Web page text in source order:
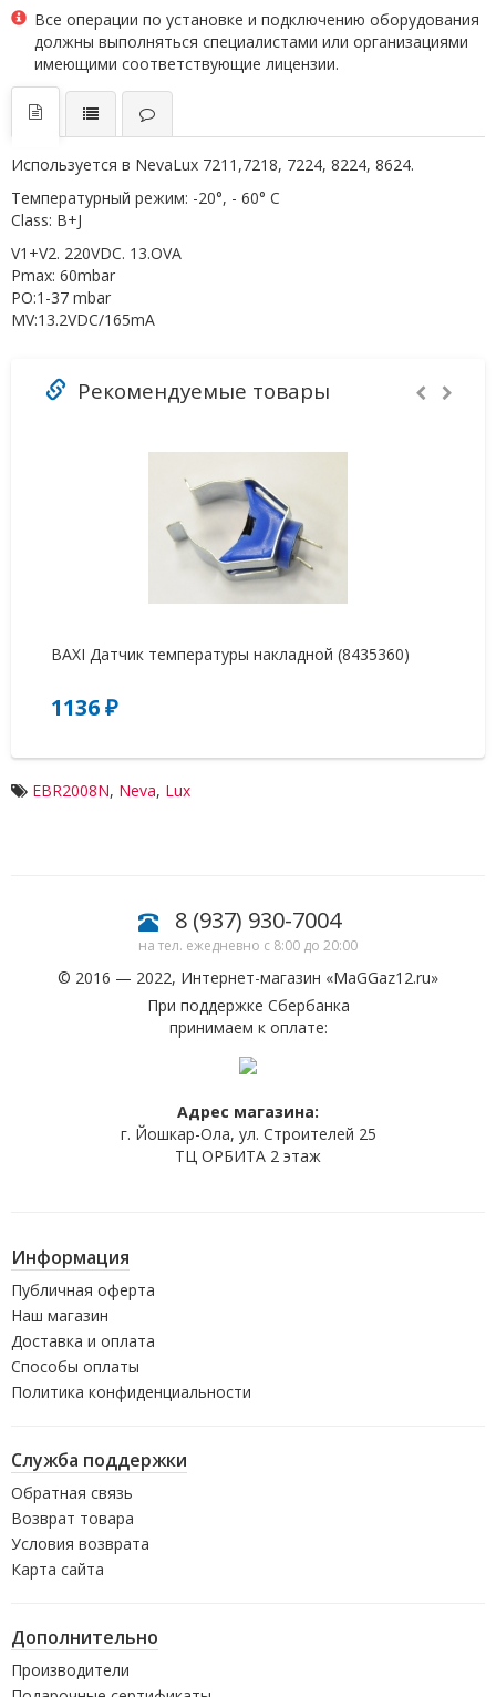
Все операции по установке и подключению оборудования
должны выполняться специалистами или организациями
имеющими соответствующие лицензии.
Используется в NevaLux 7211,7218, 7224, 8224, 8624.
Температурный режим: -20°, - 60° С
Class: B+J
V1+V2. 220VDC. 13.OVA
Pmax: 60mbar
PO:1-37 mbar
MV:13.2VDC/165mA
Рекомендуемые товары
BAXI Датчик температуры накладной (8435360)
1136 ₽
EBR2008N, Neva, Lux
8 (937) 930-7004
на тел. ежедневно с 8:00 до 20:00
© 2016 — 2022, Интернет-магазин «MaGGaz12.ru»
При поддержке Сбербанка
принимаем к оплате:
Адрес магазина:
г. Йошкар-Ола, ул. Строителей 25
ТЦ ОРБИТА 2 этаж
Информация
Публичная оферта
Наш магазин
Доставка и оплата
Способы оплаты
Политика конфиденциальности
Служба поддержки
Обратная связь
Возврат товара
Условия возврата
Карта сайта
Дополнительно
Производители